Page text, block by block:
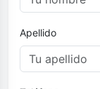
Apellido